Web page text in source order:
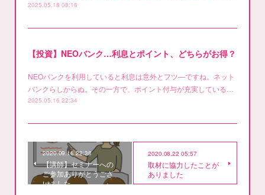
2025.05.18 08:18
【投資】NEOバンク…利息とポイント、どちらがお得？
NEOバンクを利用していると利息は意外とフツ―ですね。ネット
バンクらしからぬ。その一方で、ポイント付与が充実している…
2025.05.16 22:34
2020.09.16 22:38
【講師】セミナーへの
ご参加ありがとうござ
いました
2020.08.22 05:57
取材に協力したことが
ありました